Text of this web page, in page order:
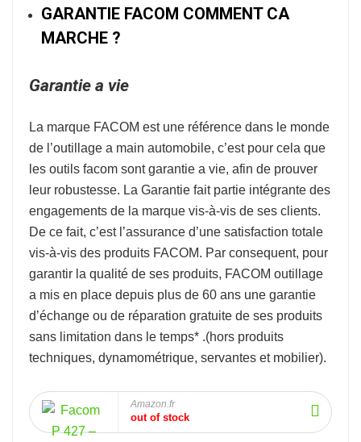
GARANTIE FACOM COMMENT CA
MARCHE ?
Garantie a vie
La marque FACOM est une référence dans le monde
de l’outillage a main automobile, c’est pour cela que
les outils facom sont garantie a vie, afin de prouver
leur robustesse. La Garantie fait partie intégrante des
engagements de la marque vis-à-vis de ses clients.
De ce fait, c’est l’assurance d’une satisfaction totale
vis-à-vis des produits FACOM. Par consequent, pour
garantir la qualité de ses produits, FACOM outillage
a mis en place depuis plus de 60 ans une garantie
d’échange ou de réparation gratuite de ses produits
sans limitation dans le temps* .(hors produits
techniques, dynamométrique, servantes et mobilier).
Amazon.fr
out of stock